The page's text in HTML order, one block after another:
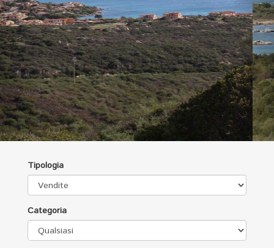
Tipologia
Categoria